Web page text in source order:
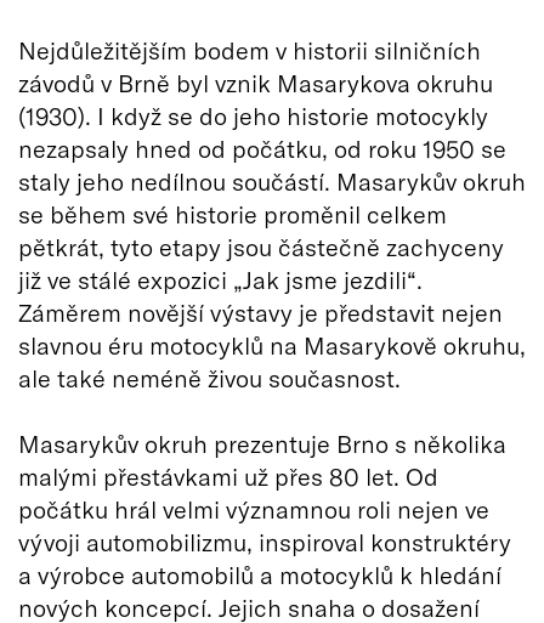
Nejdůležitějším bodem v historii silničních
závodů v Brně byl vznik Masarykova okruhu
(1930). I když se do jeho historie motocykly
nezapsaly hned od počátku, od roku 1950 se
staly jeho nedílnou součástí. Masarykův okruh
se během své historie proměnil celkem
pětkrát, tyto etapy jsou částečně zachyceny
již ve stálé expozici „Jak jsme jezdili“.
Záměrem novější výstavy je představit nejen
slavnou éru motocyklů na Masarykově okruhu,
ale také neméně živou současnost.
Masarykův okruh prezentuje Brno s několika
malými přestávkami už přes 80 let. Od
počátku hrál velmi významnou roli nejen ve
vývoji automobilizmu, inspiroval konstruktéry
a výrobce automobilů a motocyklů k hledání
nových koncepcí. Jejich snaha o dosažení